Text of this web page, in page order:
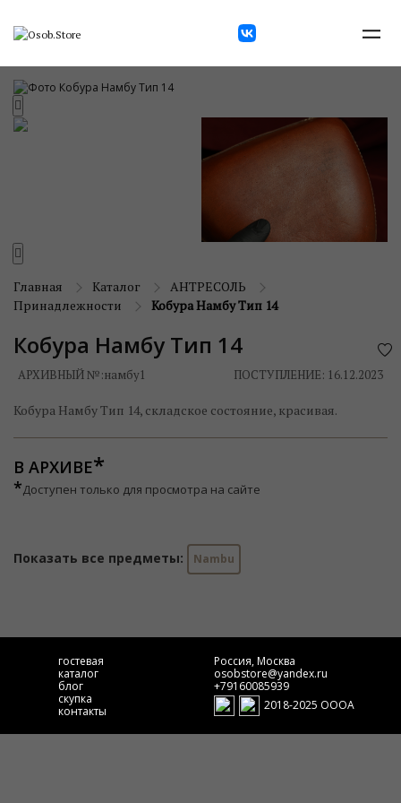
Главная Каталог
АНТРЕСОЛЬ
Принадлежности
Кобура Намбу Тип 14
Кобура Намбу Тип 14
АРХИВНЫЙ №:намбу1 ПОСТУПЛЕНИЕ: 16.12.2023
Кобура Намбу Тип 14, складское состояние, красивая.
В АРХИВЕ
*Доступен только для просмотра на сайте
Показать все предметы: Nambu
гостевая
каталог
блог
скупка
контакты
Россия, Москва
osobstore@yandex.ru
+79160085939
2018-2025 ОООА